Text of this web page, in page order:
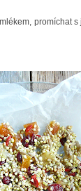
promíchat